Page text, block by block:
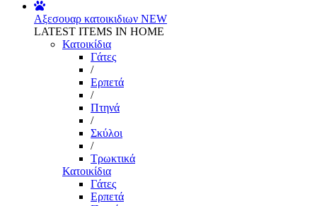
Αξεσουαρ κατοικιδιων NEW
LATEST ITEMS IN HOME
Κατοικίδια
Γάτες
/
Ερπετά
/
Πτηνά
/
Σκύλοι
/
Τρωκτικά
Κατοικίδια
Γάτες
Ερπετά